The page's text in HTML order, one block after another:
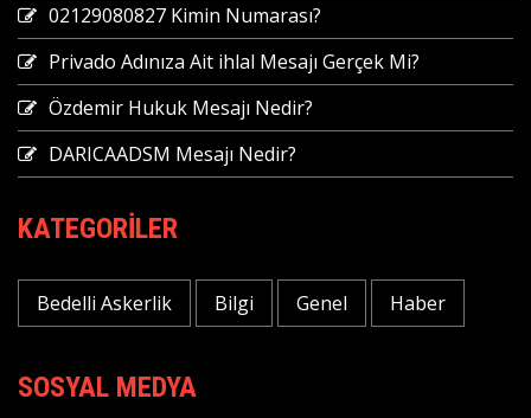
02129080827 Kimin Numarası?
Privado Adınıza Ait ihlal Mesajı Gerçek Mi?
Özdemir Hukuk Mesajı Nedir?
DARICAADSM Mesajı Nedir?
KATEGORILER
Bedelli Askerlik Bilgi Genel Haber
SOSYAL MEDYA